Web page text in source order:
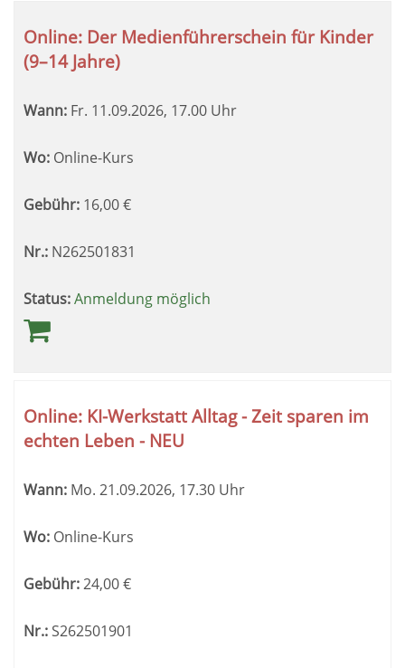
Online: Der Medienführerschein für Kinder
(9–14 Jahre)
Wann: Fr. 11.09.2026, 17.00 Uhr
Wo: Online-Kurs
Gebühr: 16,00€
Nr.: N262501831
Status:Anmeldung möglich
Online: KI-Werkstatt Alltag - Zeit sparen im
echten Leben - NEU
Wann: Mo. 21.09.2026, 17.30 Uhr
Wo: Online-Kurs
Gebühr:24,00€
Nr.:S262501901